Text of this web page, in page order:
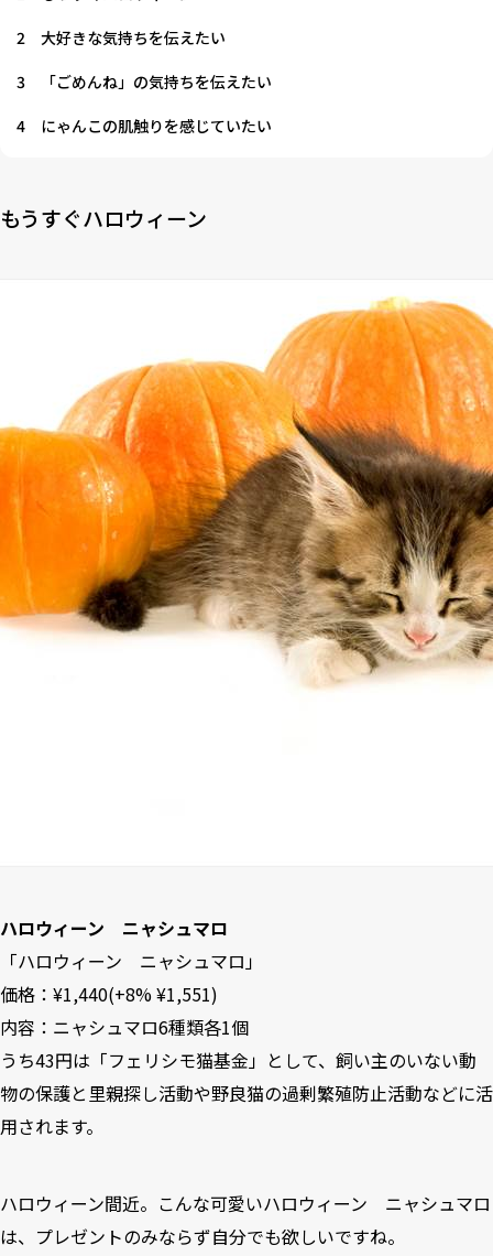
2
大好きな気持ちを伝えたい
3
「ごめんね」の気持ちを伝えたい
4
にゃんこの肌触りを感じていたい
もうすぐハロウィーン
ハロウィーン ニャシュマロ
「ハロウィーン ニャシュマロ」
価格：¥1,440(+8% ¥1,551)
内容：ニャシュマロ6種類各1個
うち43円は「フェリシモ猫基金」として、飼い主のいない動
物の保護と里親探し活動や野良猫の過剰繁殖防止活動などに活
用されます。
ハロウィーン間近。こんな可愛いハロウィーン ニャシュマロ
は、プレゼントのみならず自分でも欲しいですね。